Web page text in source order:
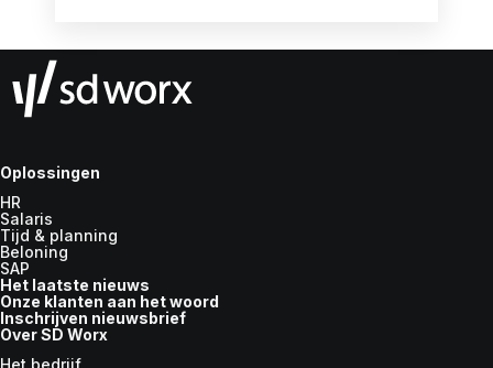
Oplossingen
HR
Salaris
Tijd & planning
Beloning
SAP
Het laatste nieuws
Onze klanten aan het woord
Inschrijven nieuwsbrief
Over SD Worx